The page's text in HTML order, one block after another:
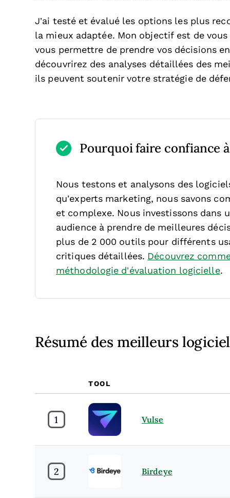
J’ai testé et évalué les options les plus
la mieux adaptée. Mon objectif est de
vous permettre de prendre vos décisions
découvrirez des analyses détaillées des
ils peuvent soutenir votre stratégie de
Pourquoi faire confiance
Nous testons et analysons des
qu’experts marketing, nous savons
et complexe. Nous investissons dans
audience à prendre de meilleures
plus de 2 000 outils pour différents
critiques détaillées. Découvrez
méthodologie d’évaluation logicielle.
Résumé des meilleurs
TOOL
1 Vulse
2 Birdeye